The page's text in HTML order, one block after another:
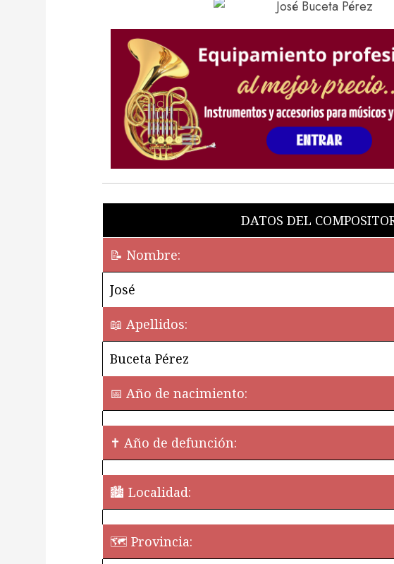
DATOS DEL
📝 Nombre:
José
📖 Apellidos:
Buceta Pérez
📅 Año de nacimiento:
✝ Año de defunción:
🏙️ Localidad:
🗺 Provincia: